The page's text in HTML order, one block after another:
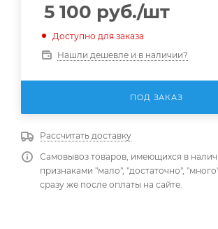
5 100 руб./шт
Доступно для заказа
Нашли дешевле и в наличии?
ПОД ЗАКАЗ
Рассчитать доставку
Самовывоз товаров, имеющихся в
признаками "мало", "достаточно",
сразу же после оплаты на сайте.